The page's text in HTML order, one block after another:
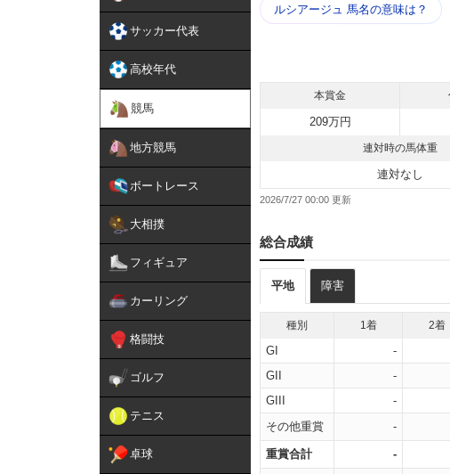
サッカー代表
高校年代
競馬
地方競馬
ボートレース
大相撲
フィギュア
カーリング
格闘技
ゴルフ
テニス
卓球
ルシアージュ 馬名の意味は？
本賞金
209万円
連対時の馬体重
連対なし
2026/7/27 00:00
総合成績
平地 障害
種別 1着 2着
GI -
GII
-
GIII
-
その他重賞
-
重賞合計 -